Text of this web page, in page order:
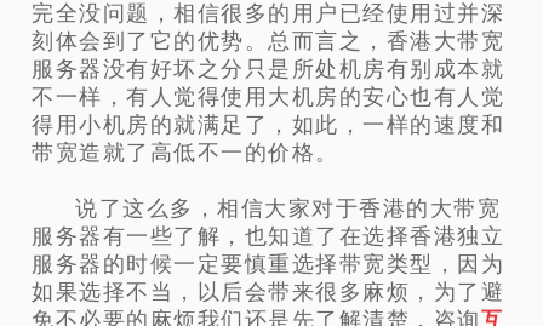
完全没问题，相信很多的用户已经使用过并深
刻体会到了它的优势。总而言之，香港大带宽
服务器没有好坏之分只是所处机房有别成本就
不一样，有人觉得使用大机房的安心也有人觉
得用小机房的就满足了，如此，一样的速度和
带宽造就了高低不一的价格。
说了这么多，相信大家对于香港的大带宽
服务器有一些了解，也知道了在选择香港独立
服务器的时候一定要慎重选择带宽类型，因为
如果选择不当，以后会带来很多麻烦，为了避
免不必要的麻烦我们还是先了解清楚，咨询互